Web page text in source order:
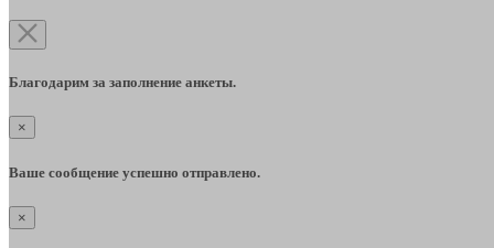
Благодарим за заполнение анкеты.
×
Ваше сообщение успешно отправлено.
×